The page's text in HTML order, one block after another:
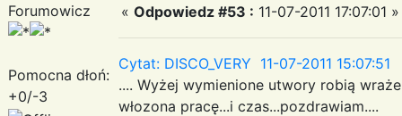
Forumowicz
Pomocna dłoń:
+0/-3
« Odpowiedz #53 : 11-07-2011 17:07:01 »
Cytat: DISCO_VERY 11-07-2011 15:07:51
.... Wyżej wymienione utwory robią
włozona pracę...i czas...pozdrawiam....